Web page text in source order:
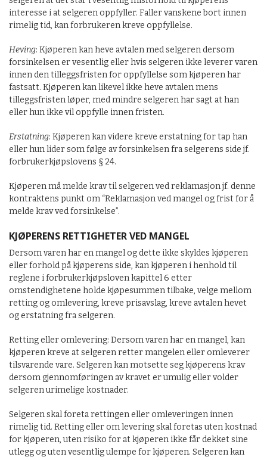
interesse i at selgeren oppfyller. Faller vanskene bort innen
rimelig tid, kan forbrukeren kreve oppfyllelse.
Heving: Kjøperen kan heve avtalen med selgeren dersom
forsinkelsen er vesentlig eller hvis selgeren ikke leverer varen
innen den tilleggsfristen for oppfyllelse som kjøperen har
fastsatt. Kjøperen kan likevel ikke heve avtalen mens
tilleggsfristen løper, med mindre selgeren har sagt at han
eller hun ikke vil oppfylle innen fristen.
Erstatning: Kjøperen kan videre kreve erstatning for tap han
eller hun lider som følge av forsinkelsen fra selgerens side jf.
forbrukerkjøpslovens § 24.
Kjøperen må melde krav til selgeren ved reklamasjon jf. denne
kontraktens punkt om “Reklamasjon ved mangel og frist for å
melde krav ved forsinkelse”.
KJØPERENS RETTIGHETER VED MANGEL
Dersom varen har en mangel og dette ikke skyldes kjøperen
eller forhold på kjøperens side, kan kjøperen i henhold til
reglene i forbrukerkjøpsloven kapittel 6 etter
omstendighetene holde kjøpesummen tilbake, velge mellom
retting og omlevering, kreve prisavslag, kreve avtalen hevet
og erstatning fra selgeren.
Retting eller omlevering: Dersom varen har en mangel, kan
kjøperen kreve at selgeren retter mangelen eller omleverer
tilsvarende vare. Selgeren kan motsette seg kjøperens krav
dersom gjennomføringen av kravet er umulig eller volder
selgeren urimelige kostnader.
Selgeren skal foreta rettingen eller omleveringen innen
rimelig tid. Retting eller om levering skal foretas uten kostnad
for kjøperen, uten risiko for at kjøperen ikke får dekket sine
utlegg og uten vesentlig ulempe for kjøperen. Selgeren kan